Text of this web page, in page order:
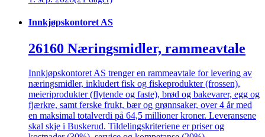
Innkjøpskontoret AS
26160 Næringsmidler, rammeavtale
Innkjøpskontoret AS trenger en rammeavtale for levering av
næringsmidler, inkludert fisk og fiskeprodukter (frossen),
meieriprodukter (flytende og faste), brød og bakevarer, egg og
fjærkre, samt ferske frukt, bær og grønnsaker, over 4 år med
en maksimal totalverdi på 64,5 millioner kroner. Leveransene
skal skje i Buskerud. Tildelingskriteriene er priser og